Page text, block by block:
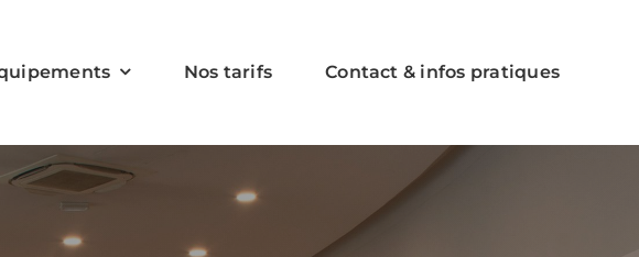
Nos tarifs Contact & infos pratiques